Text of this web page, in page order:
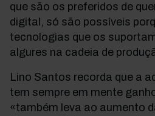
que são os preferidos de
digital, só são possíveis
tecnologias que os
algures na cadeia de
Lino Santos recorda que a
tem sempre em mente
«também leva ao aumento